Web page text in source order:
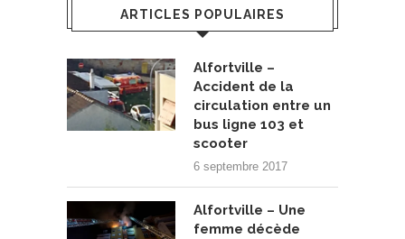
ARTICLES POPULAIRES
Alfortville –
Accident de la
circulation entre un
bus ligne 103 et
scooter
6 septembre 2017
Alfortville – Une
femme décède